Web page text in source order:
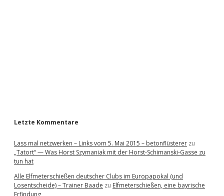
Letzte Kommentare
Lass mal netzwerken – Links vom 5. Mai 2015 – betonflüsterer zu
„Tatort“ — Was Horst Szymaniak mit der Horst-Schimanski-Gasse zu
tun hat
Alle Elfmeterschießen deutscher Clubs im Europapokal (und
Losentscheide) – Trainer Baade zu Elfmeterschießen, eine bayrische
Erfindung